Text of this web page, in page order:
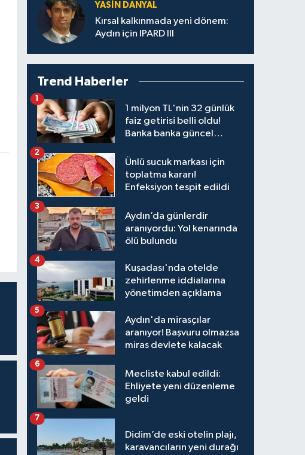
YASIN DANYAL
Kırsal kalkınmada yeni dönem:
Aydın için IPARD III
Trend Haberler
1 milyon TL'nin 32 günlük
faiz getirisi belli oldu!
Banka banka güncel
1
Ünlü sucuk markası için
toplatma kararı!
Enfeksiyon tespit edildi
2
Aydın’da günlerdir
aranıyordu: Yol kenarında
ölü bulundu
3
Kuşadası'nda otelde
zehirlenme iddialarına
yönetimden açıklama
4
Aydın'da mirasçılar
aranıyor! Başvuru olmazsa
miras devlete kalacak
5
Mecliste kabul edildi:
Ehliyete yeni düzenleme
geldi
6
Didim’de eski otelin plajı,
karavancıların yeni durağı
7